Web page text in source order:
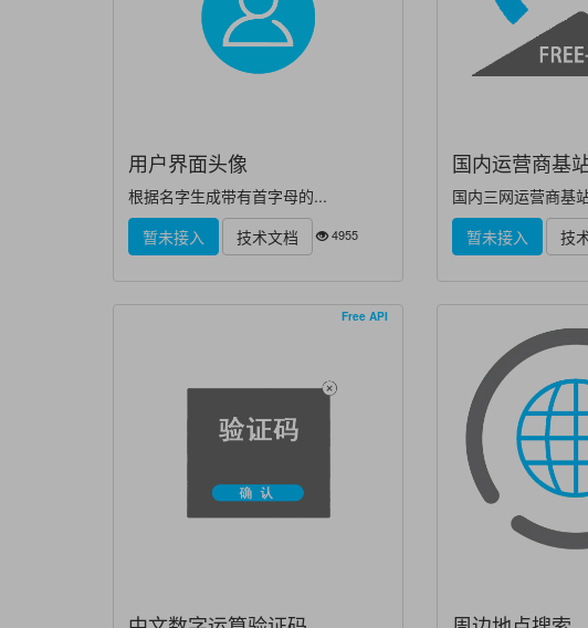
用户界面头像
根据名字生成带有首字母的...
暂未接入
技术文档 4955
国内运营商基
国内三网运营商基
暂未接入
技
Free API